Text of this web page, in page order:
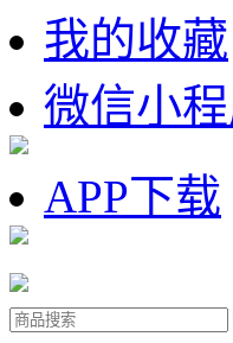
我的收藏
微信小
APP下载